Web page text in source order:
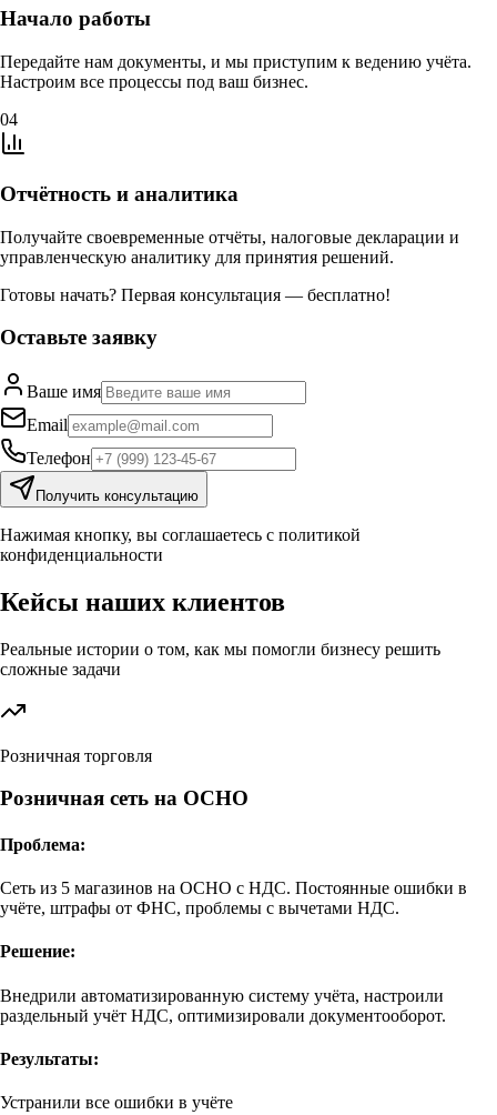
Начало работы
Передайте нам документы, и мы приступим к ведению учёта.
Настроим все процессы под ваш бизнес.
04
Отчётность и аналитика
Получайте своевременные отчёты, налоговые декларации и
управленческую аналитику для принятия решений.
Готовы начать? Первая консультация — бесплатно!
Оставьте заявку
Ваше имя
Email
Телефон
Получить консультацию
Нажимая кнопку, вы соглашаетесь с политикой
конфиденциальности
Кейсы наших клиентов
Реальные истории о том, как мы помогли бизнесу решить
сложные задачи
Розничная торговля
Розничная сеть на ОСНО
Проблема:
Сеть из 5 магазинов на ОСНО с НДС. Постоянные ошибки в
учёте, штрафы от ФНС, проблемы с вычетами НДС.
Решение:
Внедрили автоматизированную систему учёта, настроили
раздельный учёт НДС, оптимизировали документооборот.
Результаты:
Устранили все ошибки в учёте